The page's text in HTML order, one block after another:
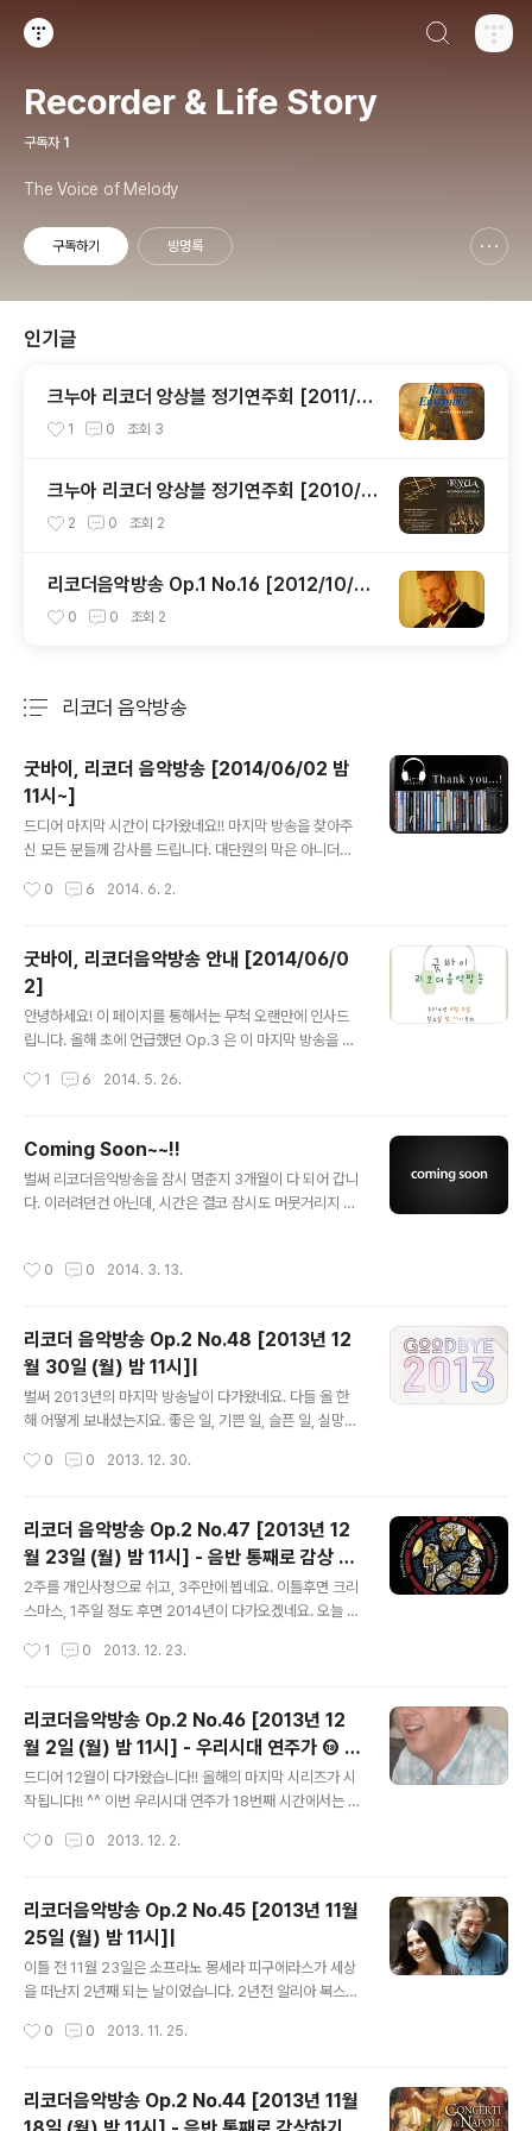
Recorder & Life Story
구독자 1
The Voice of Melody
구독하기 방명록
인기글
크누아 리코더 앙상블 정기연주회 [2011/11/
16 크누아홀]
1 0 조회 3
크누아 리코더 앙상블 정기연주회 [2010/1
2/14 크누아홀]
2 0 조회 2
리코더음악방송 Op.1 No.16 [2012/10/02
0시]
0 0 조회 2
리코더 음악방송
굿바이, 리코더 음악방송 [2014/06/02 밤
11시~]
드디어 마지막 시간이 다가왔네요!! 마지막 방송을 찾아주
신 모든 분들께 감사를 드립니다. 대단원의 막은 아니더라
서 다소 거창한 표현들도 쓰게 된 것 같습니다. 약 2년의 시
시작했고, 이젠 개인적인 심적 변화(?)로 인해 짧디 짧았던
방송을 접습니다. 그냥 접기 아쉬워 마지막 방송을 준비했
습니다. 그간 방송을 들으셨던 분들도 계시겠지만, 아마도
이번 방송을 처음이자 마지막으로 들으시는 분들이 더 많
을 것 같습니다. 진행은 어설플지라도 음악만큼은 여러분
밤, 6월 2일 밤 11시에 아래 세이라디오의 플레이 버튼을
0 6 2014. 6. 2.
굿바이, 리코더음악방송 안내 [2014/06/0
2]
안녕하세요! 이 페이지를 통해서는 무척 오랜만에 인사드
립니다. 올해 초에 언급했던 Op.3 은 이 마지막 방송을 시
팟캐스트를 통해 진행해보려는 욕심도 나름 있었고, 5월
스스로를 돌아보면서 지금은 때가 아니다? 라는 생각에 어
렵지만, 방송을 접기로 결심했습니다. 구체적인 이야기는
방송을 하면서 말씀드리게 될 지도 모르겠네요. 늘 시작이
북에 이벤트 페이지를 개설했습니다. 혹시 6월 2일에 함께
1 6 2014. 5. 26.
Coming Soon~~!!
벌써 리코더음악방송을 잠시 멈춘지 3개월이 다 되어 갑니
다. 이러려던건 아닌데, 시간은 결코 잠시도 머뭇거리지 않
진행해보려고 했습니다. 물론, 지금도 마찬가지구요. 아무
4월부터 시작해보려고 합니다. 리코더음악방송 Op.3이
팟캐스트 방송 형식 외에도 기존의 방송과 달라지는게 있
다면, 매 회마다 한 장씩의 음반을 소개해드리는 방식으로
진행할 거라는 겁니다. 너무 큰 기대는 마시고, 혹시 궁금하
로 이 게시판을 통해 공지하겠습니다..
0 0 2014. 3. 13.
리코더 음악방송 Op.2 No.48 [2013년 12
월 30일 (월) 밤 11시]|
벌써 2013년의 마지막 방송날이 다가왔네요. 다들 올 한
해 어떻게 보내셨는지요. 좋은 일, 기쁜 일, 슬픈 일, 실망스
은 더 잘 떠오르는 것도 같습니다. 이제 몇일 남지 않은 20
좋겠네요. 내년 방송부터는 음악방송 카페는 더 이상 활용
하지 않을 생각입니다. 다른 것보다도 제가 멀티채널이 안
되다보니 블로그와 카페 두 개를 다 제대로 하기가 어렵더
라구요. 실은 한 가지도 제대로 못하는게 현실입니다. ^^ 내
년부터는 블로그로 방문해주시면 감사하겠습니다. http://
쇄하지는 않을 거에요. 여기도 나름의 좋은 추억이 담겨 있
0 0 2013. 12. 30.
리코더 음악방송 Op.2 No.47 [2013년 12
월 23일 (월) 밤 11시] - 음반 통째로 감상 ⑱
FRQ - 노엘, 노엘
2주를 개인사정으로 쉬고, 3주만에 뵙네요. 이틀후면 크리
스마스, 1주일 정도 후면 2014년이 다가오겠네요. 오늘 방
코더 사중주단과 여성 보컬 앙상블인 엔칸타르, 그리고 소
감상합니다. 그럼, 오늘 밤 11시에 뵈요~ ● 방송일시 : 20
13년 12월 23일 (월) 밤 11시 ● 청취방법 : 선택 ① 아래
세이라디오 플레이 버튼 누르기. 또는 세이라디오 설치 후
'리코더 음악방송' 검색. 세이라디오 설치 -> 클릭 선택 ②
윈앰프 설치 후, 아래 방송주소를 윈앰프의 열기(ADD)->
기종에 따라 앱 설치 후 '리코더 음악방송' 검색 ..
1 0 2013. 12. 23.
리코더음악방송 Op.2 No.46 [2013년 12
월 2일 (월) 밤 11시] - 우리시대 연주가 ⑱ 프
레드릭 드 루스
드디어 12월이 다가왔습니다!! 올해의 마지막 시리즈가 시
작됩니다!! ^^ 이번 우리시대 연주가 18번째 시간에서는 프
라는 타이틀로 발매되었던 음반으로 잘 알려져 있는 연주
2월 2일 (월) 밤 11시 ● 청취방법 : 선택 ① 우측 사이드바
의 세이라디오 플레이 버튼 누르기. 또는 세이라디오 설치
후 '리코더 음악방송' 검색. 세이라디오 설치 -> 클릭 선택
② 윈앰프 설치 후, 아래 방송주소를 윈앰프의 열기(ADD)
-> URL 추가에 붙여넣기. 선택 ③ 스마트폰의 경우 우측
폰 / 안드로이드폰 ] ● 방송주소 : htt..
0 0 2013. 12. 2.
리코더음악방송 Op.2 No.45 [2013년 11월
25일 (월) 밤 11시]|
이틀 전 11월 23일은 소프라노 몽세라 피구에라스가 세상
을 떠난지 2년째 되는 날이었습니다. 2년전 알리아 복스
여전히 피구에라스를 떠올리면 그녀의 남편과 자녀들이 떠
큼 더 애틋한 감정을 갖게 만드네요. 이번 방송은 11월 마지
막 방송으로, 마지막 곡을 피구에라스의 노래로 실어 봤습
0 0 2013. 11. 25.
리코더음악방송 Op.2 No.44 [2013년 11월